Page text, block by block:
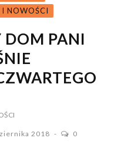
NOWOŚCI
DOM PANI
2018 0